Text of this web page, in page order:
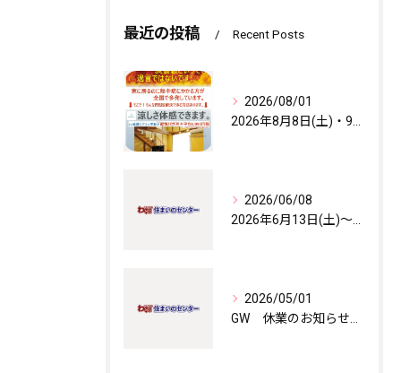
最近の投稿 Recent Posts
2026/08/01
2026/06/08
2026/05/01